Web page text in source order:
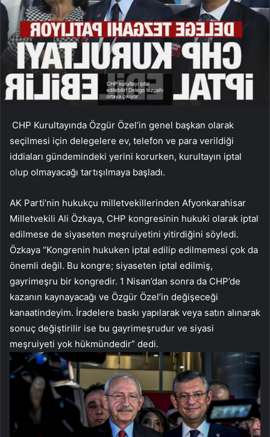
CHP Kurultayında Özgür Özel’in genel başkan olarak
seçilmesi için delegelere ev, telefon ve para verildiği
iddiaları gündemindeki yerini korurken, kurultayın iptal
olup olmayacağı tartışılmaya başladı.
AK Parti’nin hukukçu milletvekillerinden Afyonkarahisar
Milletvekili Ali Özkaya, CHP kongresinin hukuki olarak iptal
edilmese de siyaseten meşruiyetini yitirdiğini söyledi.
Özkaya “Kongrenin hukuken iptal edilip edilmemesi çok da
önemli değil. Bu kongre; siyaseten iptal edilmiş,
gayrimeşru bir kongredir. 1 Nisan’dan sonra da CHP’de
kazanın kaynayacağı ve Özgür Özel’in değişeceği
kanaatindeyim. İradelere baskı yapılarak veya satın alınarak
sonuç değiştirilir ise bu gayrimeşrudur ve siyasi
meşruiyeti yok hükmündedir” dedi.